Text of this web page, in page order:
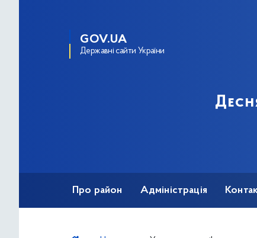
GOV.UA
Державні сайти України
Про район Адміністрація